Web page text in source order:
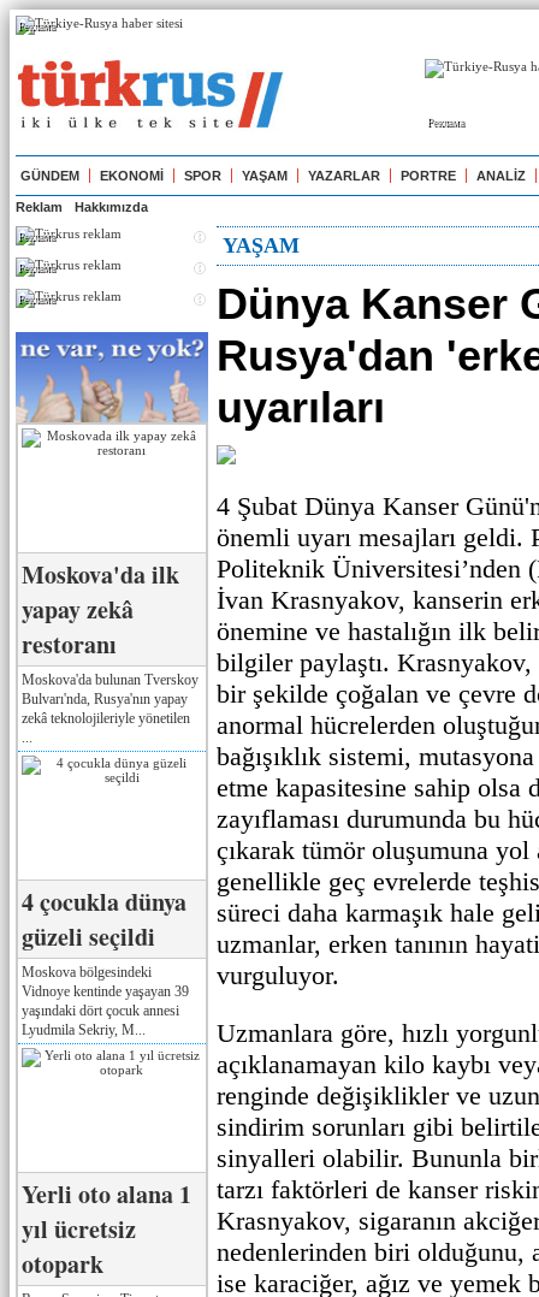
Реклама
Реклама
GÜNDEM EKONOMİ SPOR YAŞAM YAZARLAR PORTRE ANALİZ
Reklam Hakkımızda
Реклама
Реклама
Реклама
Moskova'da ilk
yapay zekâ
restoranı
Moskova'da bulunan Tverskoy
Bulvarı'nda, Rusya'nın yapay
zekâ teknolojileriyle yönetilen
4 çocukla dünya
güzeli seçildi
Moskova bölgesindeki
Vidnoye kentinde yaşayan 39
yaşındaki dört çocuk annesi
Lyudmila Sekriy, M...
Yerli oto alana 1
yıl ücretsiz
otopark
YAŞAM
Dünya Kanser
Rusya'dan
uyarıları
4 Şubat Dünya Kanser
önemli uyarı mesajları geldi.
Politeknik Üniversitesi’nden
İvan Krasnyakov, kanserin
önemine ve hastalığın ilk
bilgiler paylaştı.
bir şekilde çoğalan ve çevre
anormal hücrelerden
bağışıklık sistemi,
etme kapasitesine sahip olsa
zayıflaması durumunda bu
çıkarak tümör oluşumuna
genellikle geç evrelerde
süreci daha karmaşık hale
uzmanlar, erken tanının hayati
vurguluyor.
Uzmanlara göre, hızlı
açıklanamayan kilo kaybı
renginde değişiklikler ve
sindirim sorunları gibi
sinyalleri olabilir. Bununla
tarzı faktörleri de kanser
Krasnyakov, sigaranın
nedenlerinden biri olduğunu,
ise karaciğer, ağız ve yemek